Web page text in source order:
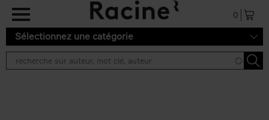
Aller au contenu principal
0
Sélectionnez une catégorie